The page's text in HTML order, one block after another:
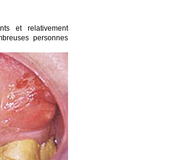
et relativement
personnes